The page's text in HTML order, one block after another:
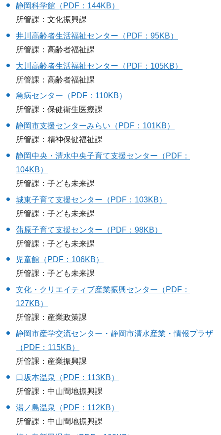
静岡科学館（PDF：144KB）
所管課：文化振興課
井川高齢者生活福祉センター（PDF：95KB）
所管課：高齢者福祉課
大川高齢者生活福祉センター（PDF：105KB）
所管課：高齢者福祉課
急病センター（PDF：110KB）
所管課：保健衛生医療課
静岡市支援センターみらい（PDF：101KB）
所管課：精神保健福祉課
静岡中央・清水中央子育て支援センター（PDF：
104KB）
所管課：子ども未来課
城東子育て支援センター（PDF：103KB）
所管課：子ども未来課
蒲原子育て支援センター（PDF：98KB）
所管課：子ども未来課
児童館（PDF：106KB）
所管課：子ども未来課
文化・クリエイティブ産業振興センター（PDF：
127KB）
所管課：産業政策課
静岡市産学交流センター・静岡市清水産業・情報プラザ
（PDF：115KB）
所管課：産業振興課
口坂本温泉（PDF：113KB）
所管課：中山間地振興課
湯ノ島温泉（PDF：112KB）
所管課：中山間地振興課